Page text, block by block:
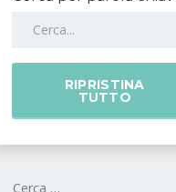
RIPRISTINA
TUTTO
RICERCA